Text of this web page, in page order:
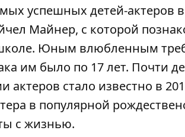
успешных детей-актеров
Майнер, с которой
Юным влюбленным
им было по 17 лет. Почти
актеров стало известно в
в популярной
с жизнью.